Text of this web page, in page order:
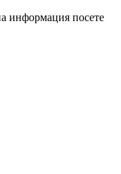
информация посете